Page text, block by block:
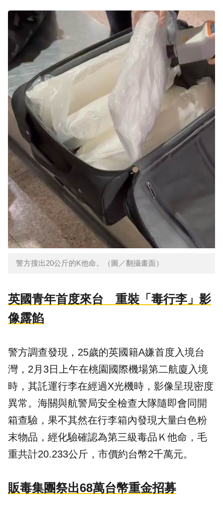
警方搜出20公斤的K他命。（圖／翻攝畫面）
英國青年首度來台 重裝「毒行李」影
像露餡
警方調查發現，25歲的英國籍A嫌首度入境台
灣，2月3日上午在桃園國際機場第二航廈入境
時，其託運行李在經過X光機時，影像呈現密度
異常。海關與航警局安全檢查大隊隨即會同開
箱查驗，果不其然在行李箱內發現大量白色粉
末物品，經化驗確認為第三級毒品Ｋ他命，毛
重共計20.233公斤，市價約台幣2千萬元。
販毒集團祭出68萬台幣重金招募